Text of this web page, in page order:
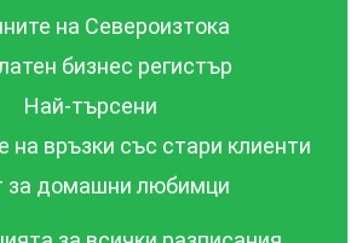
на Североизтока
бизнес регистър
Най-търсени
на връзки със стари клиенти
за домашни любимци